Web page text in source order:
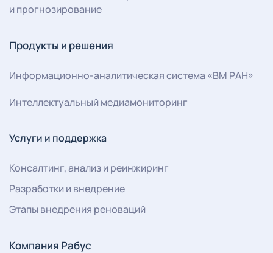
и прогнозирование
Продукты и решения
Информационно-аналитическая система «ВМ РАН»
Интеллектуальный медиамониторинг
Услуги и поддержка
Консалтинг, анализ и реинжиринг
Разработки и внедрение
Этапы внедрения реноваций
Компания Рабус